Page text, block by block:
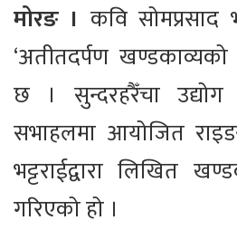
मोरङ । कवि सोमप्रसाद
‘अतीतदर्पण
छ । सुन्दरहरैँचा
सभाहलमा आयोजित
भट्टराईद्वारा लिखित
गरिएको हो ।